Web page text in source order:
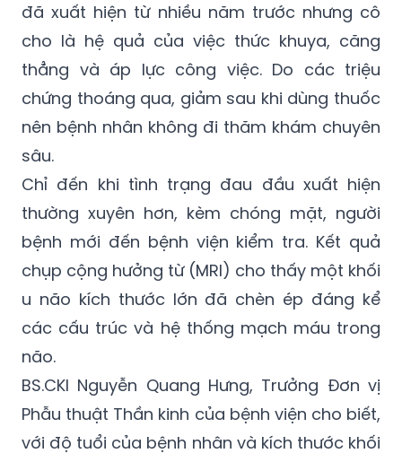
đã xuất hiện từ nhiều năm trước nhưng cô
cho là hệ quả của việc thức khuya, căng
thẳng và áp lực công việc. Do các triệu
chứng thoáng qua, giảm sau khi dùng thuốc
nên bệnh nhân không đi thăm khám chuyên
sâu.
Chỉ đến khi tình trạng đau đầu xuất hiện
thường xuyên hơn, kèm chóng mặt, người
bệnh mới đến bệnh viện kiểm tra. Kết quả
chụp cộng hưởng từ (MRI) cho thấy một khối
u não kích thước lớn đã chèn ép đáng kể
các cấu trúc và hệ thống mạch máu trong
não.
BS.CKI Nguyễn Quang Hưng, Trưởng Đơn vị
Phẫu thuật Thần kinh của bệnh viện cho biết,
với độ tuổi của bệnh nhân và kích thước khối